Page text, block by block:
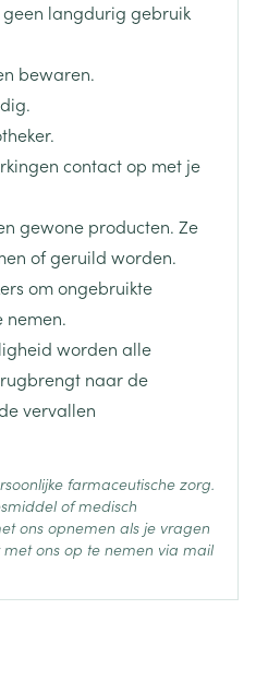
een aantal maanden
te voorkomen.
60 mg
hydrochloride
(15°C - 25°C)
langdurig gebruik
bewaren.
contact op met je
gewone producten. Ze
of geruild worden.
om ongebruikte
nemen.
worden alle
naar de
vervallen
farmaceutische zorg.
of medisch
ons opnemen als je vragen
ons op te nemen via mail